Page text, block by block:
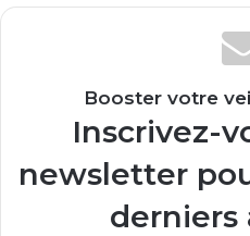
Booster votre
Inscrivez-
newsletter
derniers